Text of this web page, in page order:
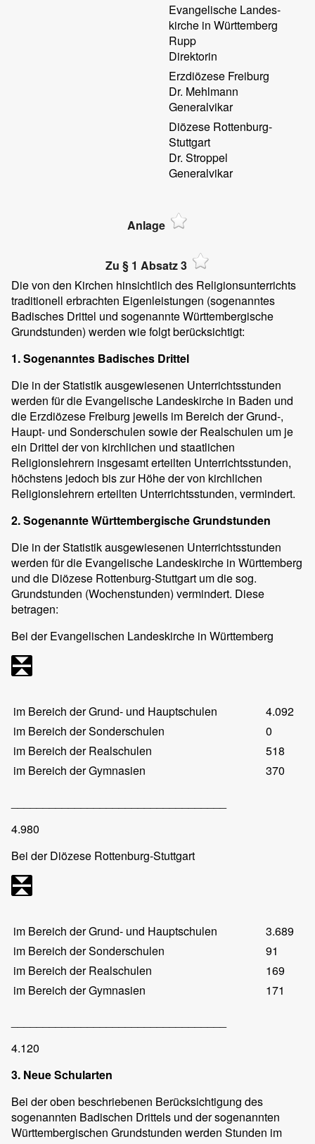
Evangelische Landes-
kirche in Württemberg
Rupp
Direktorin
Erzdiözese Freiburg
Dr. Mehlmann
Generalvikar
Diözese Rottenburg-
Stuttgart
Dr. Stroppel
Generalvikar
Anlage
Zu § 1 Absatz 3
Die von den Kirchen hinsichtlich des Religionsunterrichts
traditionell erbrachten Eigenleistungen (sogenanntes
Badisches Drittel und sogenannte Württembergische
Grundstunden) werden wie folgt berücksichtigt:
1. Sogenanntes Badisches Drittel
Die in der Statistik ausgewiesenen Unterrichtsstunden
werden für die Evangelische Landeskirche in Baden und
die Erzdiözese Freiburg jeweils im Bereich der Grund-,
Haupt- und Sonderschulen sowie der Realschulen um je
ein Drittel der von kirchlichen und staatlichen
Religionslehrern insgesamt erteilten Unterrichtsstunden,
höchstens jedoch bis zur Höhe der von kirchlichen
Religionslehrern erteilten Unterrichtsstunden, vermindert.
2. Sogenannte Württembergische Grundstunden
Die in der Statistik ausgewiesenen Unterrichtsstunden
werden für die Evangelische Landeskirche in Württemberg
und die Diözese Rottenburg-Stuttgart um die sog.
Grundstunden (Wochenstunden) vermindert. Diese
betragen:
Bei der Evangelischen Landeskirche in Württemberg
im Bereich der Grund- und Hauptschulen
4.092
im Bereich der Sonderschulen
0
im Bereich der Realschulen
518
im Bereich der Gymnasien
370
4.980
Bei der Diözese Rottenburg-Stuttgart
im Bereich der Grund- und Hauptschulen
3.689
im Bereich der Sonderschulen
91
im Bereich der Realschulen
169
im Bereich der Gymnasien
171
4.120
3. Neue Schularten
Bei der oben beschriebenen Berücksichtigung des
sogenannten Badischen Drittels und der sogenannten
Württembergischen Grundstunden werden Stunden im